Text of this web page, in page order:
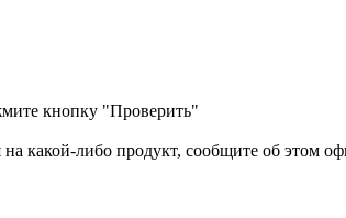
кнопку "Проверить"
какой-либо продукт, сообщите об этом